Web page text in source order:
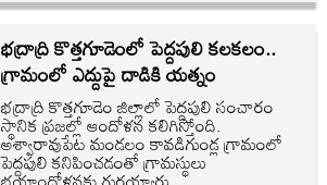
భద్రాద్రి కొత్తగూడెంలో పెద్దపులి కలకలం..
గ్రామంలో ఎద్దుపై దాడికి యత్నం
భద్రాద్రి కొత్తగూడెం జిల్లాలో పెద్దపులి సంచారం
స్థానిక ప్రజల్లో ఆందోళన కలిగిస్తోంది.
అశ్వారావుపేట మండలం కావడిగుండ్ల గ్రామంలో
పెద్దపులి కనిపించడంతో గ్రామస్థులు